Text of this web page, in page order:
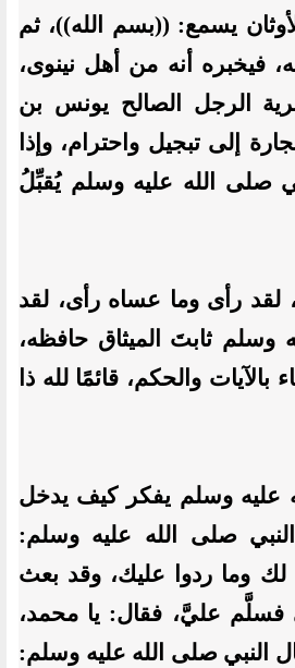
يسمع: ((بسم الله))، ثم
فيخبره أنه من أهل نينوى،
الرجل الصالح يونس بن
إلى تبجيل واحترام، وإذا
صلى الله عليه وسلم يُقبِّلُ
رأى وما عساه رأى، لقد
وسلم ثابتَ الميثاق حافظه،
والحكم، قائمًا لله ذا
عليه وسلم يفكر كيف يدخل
صلى الله عليه وسلم:
وما ردوا عليك، وقد بعث
فسلَّم عليَّ، فقال: يا محمد،
النبي صلى الله عليه وسلم: